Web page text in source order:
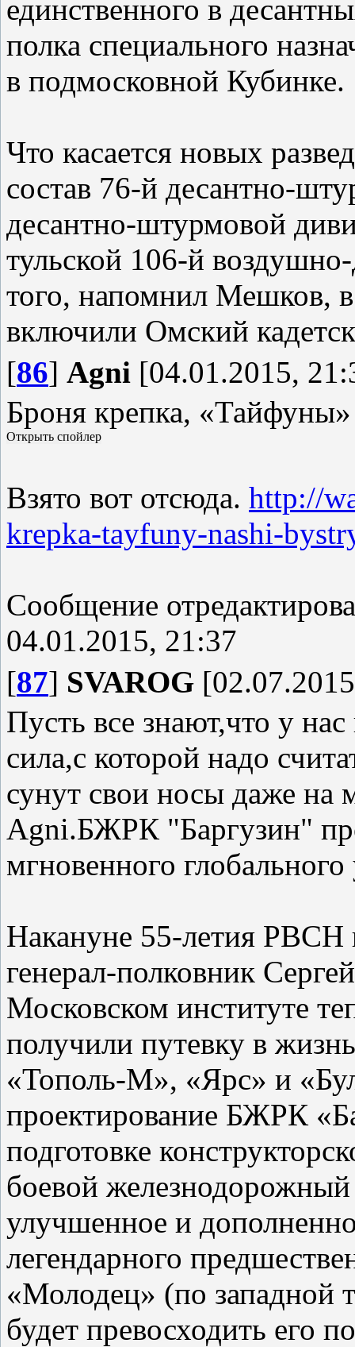
единственного в
полка специального
в подмосковной Кубинке.
Что касается новых
состав 76-й десантно-
десантно-штурмовой
тульской 106-й
того, напомнил Мешков,
включили Омский
[86] Agni [04.01.2015,
Броня крепка,
Взято вот отсюда. http://
krepka-tayfuny-nashi-
Сообщение
04.01.2015, 21:37
[87] SVAROG
Пусть все знают,что у
сила,с которой надо
сунут свои носы даже на
Agni.БЖРК "Баргузин"
мгновенного глобального
Накануне 55-летия
генерал-полковник
Московском институте
получили путевку в
«Тополь-М», «Ярс» и
проектирование БЖРК
подготовке
боевой
улучшенное и
легендарного
«Молодец» (по западной
будет превосходить его